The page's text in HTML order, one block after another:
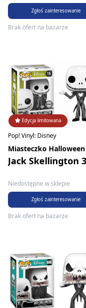
Zgłoś zainteresowanie
Brak ofert na bazarze
Edycja limitowana
Pop! Vinyl: Disney
Miasteczko Halloween
Jack Skellington 3
Niedostępne w sklepie
Zgłoś zainteresowanie
Brak ofert na bazarze